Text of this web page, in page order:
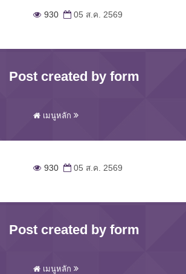
930 05 ส.ค. 2569
Post created by form
เมนูหลัก
930 05 ส.ค. 2569
Post created by form
เมนูหลัก